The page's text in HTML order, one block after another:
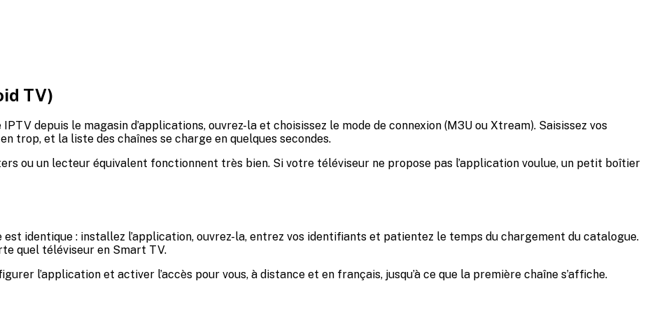
TV)
depuis le magasin d’applications, ouvrez-la et choisissez le mode de connexion (M3U ou Xtream). Saisissez vos
trop, et la liste des chaînes se charge en quelques secondes.
ou un lecteur équivalent fonctionnent très bien. Si votre téléviseur ne propose pas l’application voulue, un petit boîtier
identique : installez l’application, ouvrez-la, entrez vos identifiants et patientez le temps du chargement du catalogue.
quel téléviseur en Smart TV.
l’application et activer l’accès pour vous, à distance et en français, jusqu’à ce que la première chaîne s’affiche.